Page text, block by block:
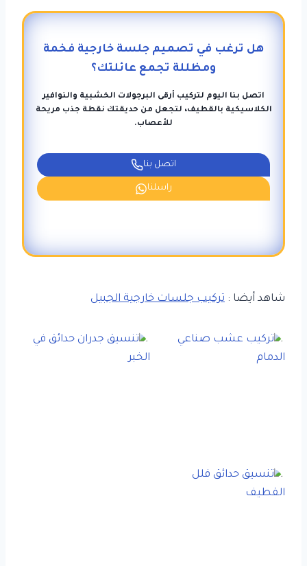
هل ترغب في تصميم جلسة خارجية فخمة
ومظللة تجمع عائلتك؟
اتصل بنا اليوم لتركيب أرقى البرجولات الخشبية والنوافير
الكلاسيكية بالقطيف، لتجعل من حديقتك نقطة جذب مريحة
للأعصاب.
اتصل بنا
راسلنا
شاهد أيضا : تركيب جلسات خارجية الجبيل